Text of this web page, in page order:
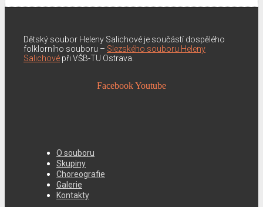
Dětský soubor Heleny Salichové je součástí dospělého
folklorního souboru – Slezského souboru Heleny
Salichové při VŠB-TU Ostrava.
FacebookYoutube
O souboru
Skupiny
Choreografie
Galerie
Kontakty